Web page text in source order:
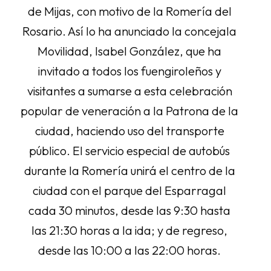
de Mijas, con motivo de la Romería del
Rosario. Así lo ha anunciado la concejala
Movilidad, Isabel González, que ha
invitado a todos los fuengiroleños y
visitantes a sumarse a esta celebración
popular de veneración a la Patrona de la
ciudad, haciendo uso del transporte
público. El servicio especial de autobús
durante la Romería unirá el centro de la
ciudad con el parque del Esparragal
cada 30 minutos, desde las 9:30 hasta
las 21:30 horas a la ida; y de regreso,
desde las 10:00 a las 22:00 horas.